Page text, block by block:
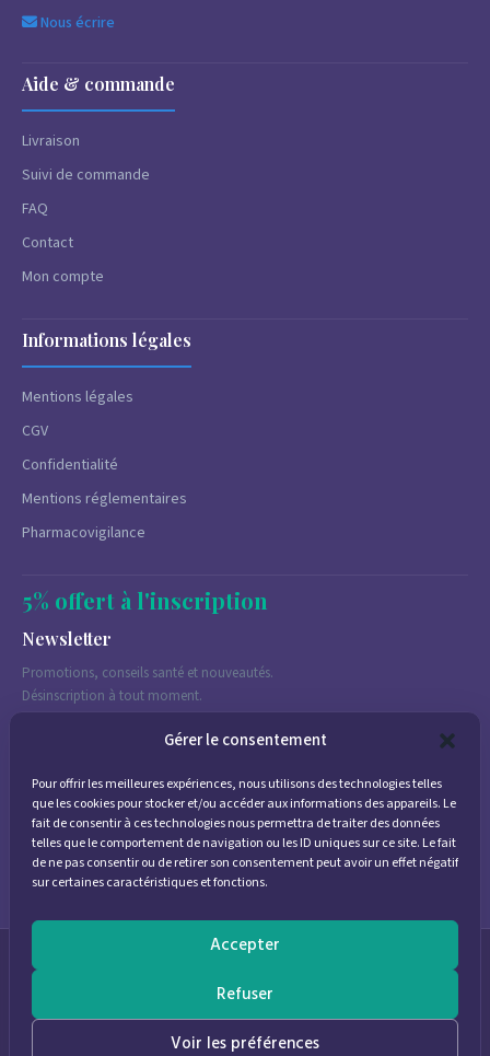
Gérer le consentement
Pour offrir les meilleures expériences, nous utilisons des technologies telles
que les cookies pour stocker et/ou accéder aux informations des appareils. Le
fait de consentir à ces technologies nous permettra de traiter des données
telles que le comportement de navigation ou les ID uniques sur ce site. Le fait
de ne pas consentir ou de retirer son consentement peut avoir un effet négatif
sur certaines caractéristiques et fonctions.
Accepter
Refuser
Voir les préférences
Nous écrire
Aide & commande
Livraison
Suivi de commande
FAQ
Contact
Mon compte
Informations légales
Mentions légales
CGV
Confidentialité
Mentions réglementaires
Pharmacovigilance
5% offert à l'inscription
Newsletter
Promotions, conseils santé et nouveautés.
Désinscription à tout moment.
J'accepte de recevoir des emails marketing conformément à la
politique de confidentialité
Parapharmacie Provence — Pharmacie des Bastides